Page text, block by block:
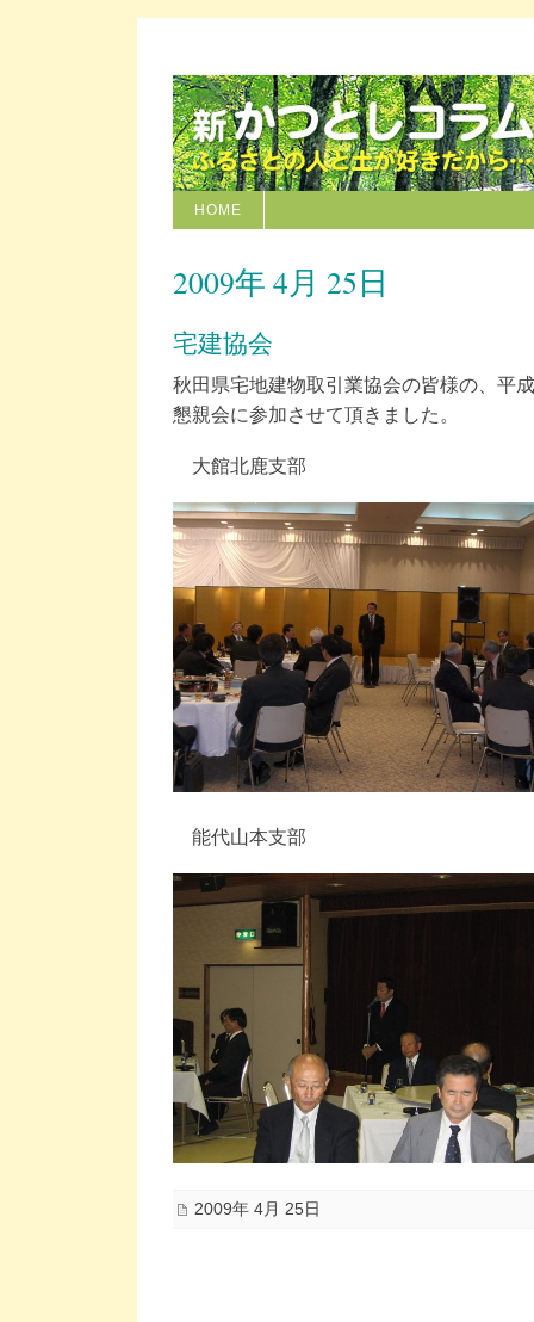
HOME
2009年 4月 25日
宅建協会
秋田県宅地建物取引業協会の皆様の、平
懇親会に参加させて頂きました。
大館北鹿支部
能代山本支部
2009年 4月 25日